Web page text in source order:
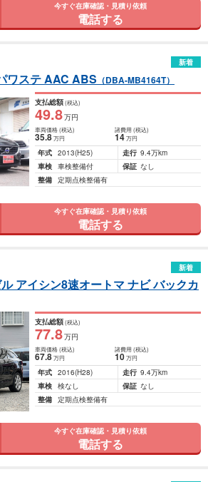
今すぐ在庫確認・見積り依頼
電話する
新着
ワステ AAC ABS （DBA-MB4164T）
支払総額(税込)
49.8万円
車両価格(税込)
35.8万円
諸費用 (税込)
14 万円
年式 2013(H25) 走行 9.4万km
車検 車検整備付 保証 なし
整備 定期点検整備有
今すぐ在庫確認・見積り依頼
電話する
新着
アイシン8速オートマ ナビ バックカ
支払総額(税込)
77.8万円
車両価格(税込)
67.8万円
諸費用 (税込)
10 万円
年式 2016(H28) 走行 9.4万km
車検 検なし 保証 なし
整備 定期点検整備有
今すぐ在庫確認・見積り依頼
電話する